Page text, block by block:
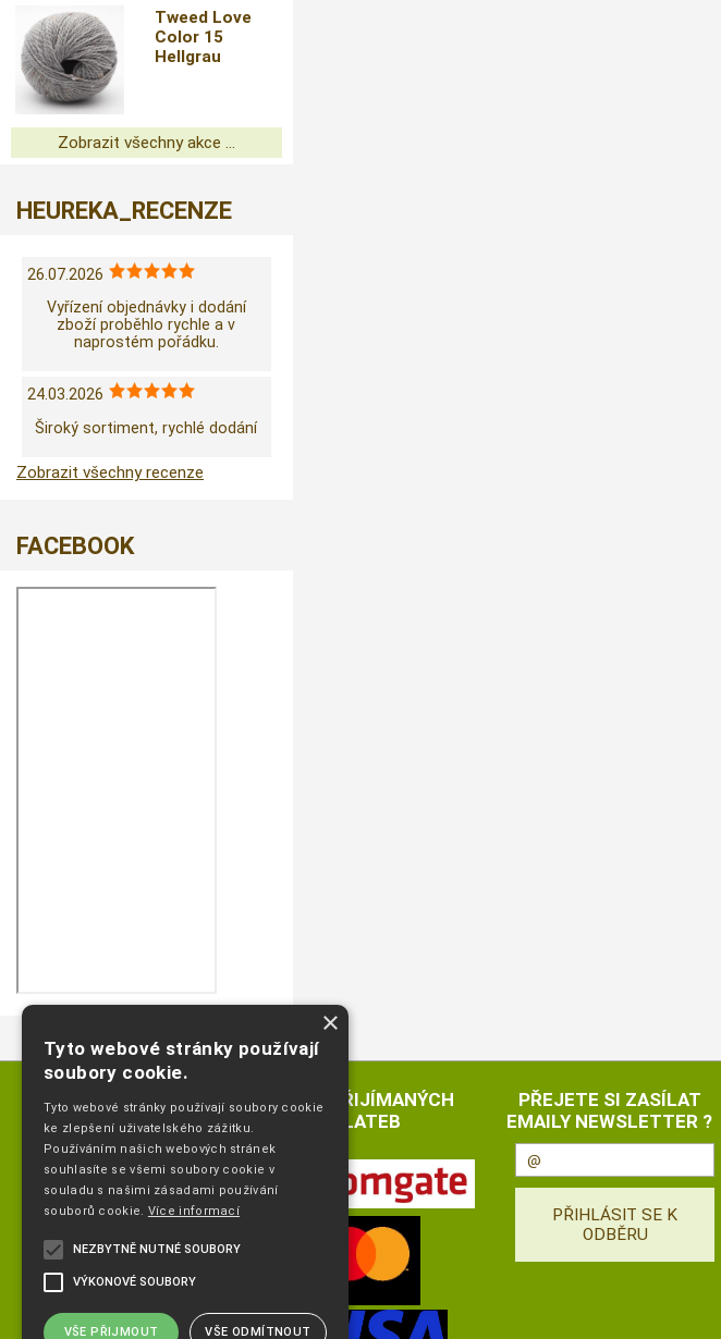
Tweed Love
Color 15
Hellgrau
Zobrazit všechny akce ...
HEUREKA_RECENZE
26.07.2026
Vyřízení objednávky i dodání
zboží proběhlo rychle a v
naprostém pořádku.
24.03.2026
Široký sortiment, rychlé dodání
Zobrazit všechny recenze
FACEBOOK
LOGA PŘIJÍMANÝCH
PLATEB
PŘEJETE SI ZASÍLAT
EMAILY NEWSLETTER ?
×
Tyto webové stránky používají
soubory cookie.
Tyto webové stránky používají soubory cookie
ke zlepšení uživatelského zážitku.
Používáním našich webových stránek
souhlasíte se všemi soubory cookie v
souladu s našimi zásadami používání
souborů cookie. Více informací
NEZBYTNĚ NUTNÉ SOUBORY
VÝKONOVÉ SOUBORY
VŠE PŘIJMOUT VŠE ODMÍTNOUT